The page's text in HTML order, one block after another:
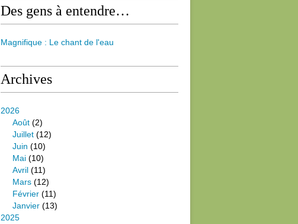
Des gens à entendre…
Magnifique : Le chant de l'eau
Archives
2026
Août (2)
Juillet (12)
Juin (10)
Mai (10)
Avril (11)
Mars (12)
Février (11)
Janvier (13)
2025